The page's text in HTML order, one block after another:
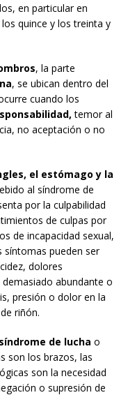
en particular en
quince y los treinta y
, la parte
, se ubican dentro del
cuando los
temor al
no aceptación o no
el estómago y la
al síndrome de
por la culpabilidad
de culpas por
de incapacidad sexual,
síntomas pueden ser
dolores
abundante o
presión o dolor en la
riñón.
síndrome de lucha o
son los brazos, las
son la necesidad
o supresión de